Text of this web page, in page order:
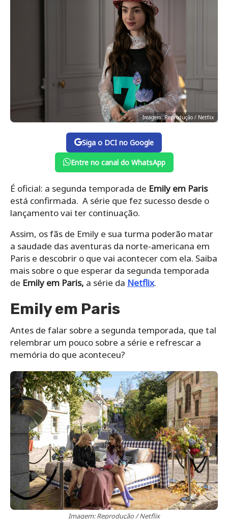
Imagem: Reprodução / Netflix
Siga o DCI no Google
Entre no canal do WhatsApp
É oficial: a segunda temporada de Emily em Paris
está confirmada. A série que fez sucesso desde o
lançamento vai ter continuação.
Assim, os fãs de Emily e sua turma poderão matar
a saudade das aventuras da norte-americana em
Paris e descobrir o que vai acontecer com ela. Saiba
mais sobre o que esperar da segunda temporada
de Emily em Paris, a série da Netflix.
Emily em Paris
Antes de falar sobre a segunda temporada, que tal
relembrar um pouco sobre a série e refrescar a
memória do que aconteceu?
Imagem: Reprodução / Netflix